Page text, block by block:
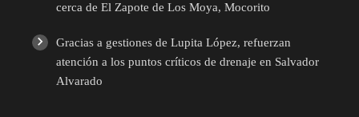
cerca de El Zapote de Los Moya, Mocorito
Gracias a gestiones de Lupita López, refuerzan
atención a los puntos críticos de drenaje en Salvador
Alvarado